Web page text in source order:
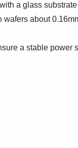
a glass
wafers about
a stable power